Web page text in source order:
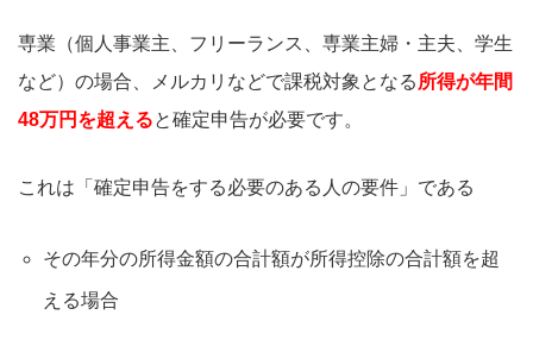
専業（個人事業主、フリーランス、専業主婦・主夫、学生
など）の場合、メルカリなどで課税対象となる所得が年間
48万円を超えると確定申告が必要です。
これは「確定申告をする必要のある人の要件」である
その年分の所得金額の合計額が所得控除の合計額を超
える場合